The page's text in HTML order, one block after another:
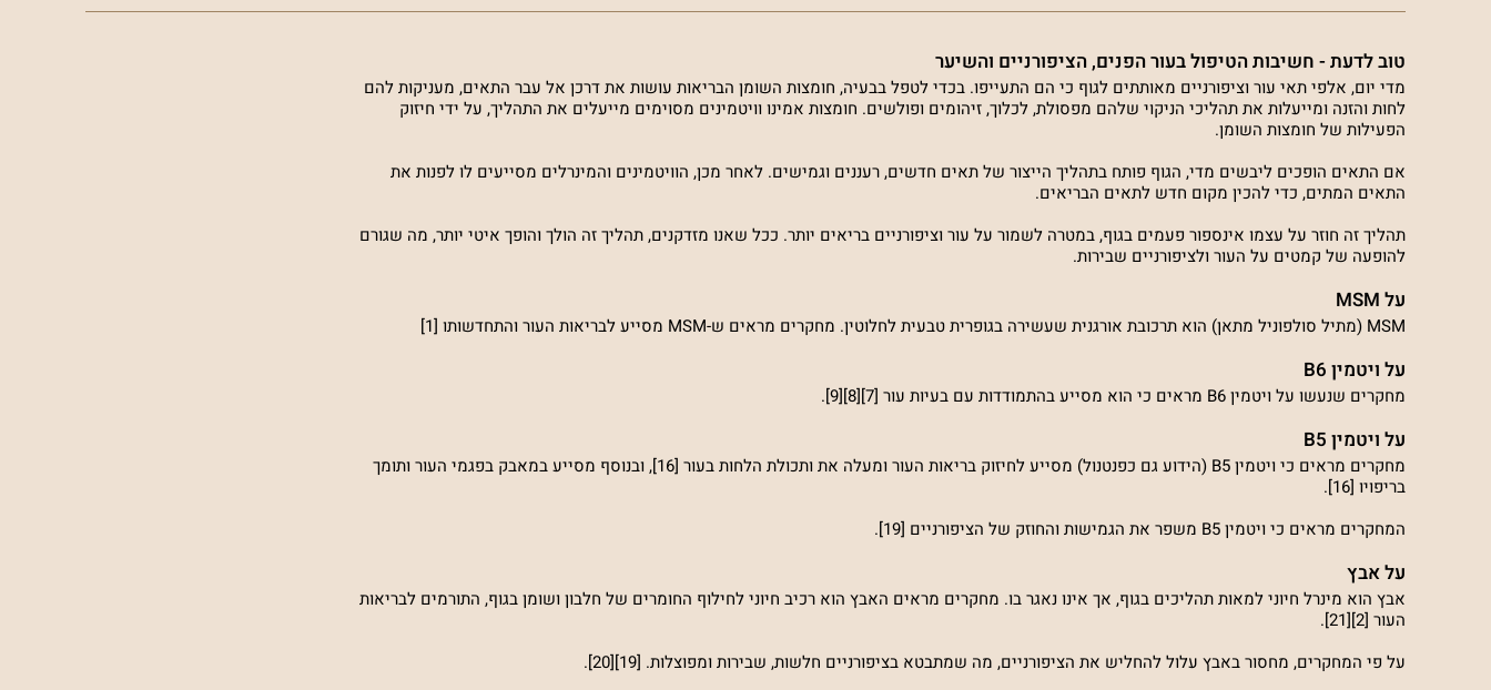
טוב לדעת - חשיבות הטיפול בעור הפנים, הציפורניים והשיער
מדי יום, אלפי תאי עור וציפורניים מאותתים לגוף כי הם התעייפו. בכדי לטפל בבעיה, חומצות השומן הבריאות עושות את דרכן אל עבר התאים, מעניקות להם
לחות והזנה ומייעלות את תהליכי הניקוי שלהם מפסולת, לכלוך, זיהומים ופולשים. חומצות אמינו וויטמינים מסוימים מייעלים את התהליך, על ידי חיזוק
הפעילות של חומצות השומן.
אם התאים הופכים ליבשים מדי, הגוף פותח בתהליך הייצור של תאים חדשים, רעננים וגמישים. לאחר מכן, הוויטמינים והמינרלים מסייעים לו לפנות את
התאים המתים, כדי להכין מקום חדש לתאים הבריאים.
תהליך זה חוזר על עצמו אינספור פעמים בגוף, במטרה לשמור על עור וציפורניים בריאים יותר. ככל שאנו מזדקנים, תהליך זה הולך והופך איטי יותר, מה שגורם
להופעה של קמטים על העור ולציפורניים שבירות.
על MSM
MSM (מתיל סולפוניל מתאן) הוא תרכובת אורגנית שעשירה בגופרית טבעית לחלוטין. מחקרים מראים ש-MSM מסייע לבריאות העור והתחדשותו [1]
על ויטמין B6
מחקרים שנעשו על ויטמין B6 מראים כי הוא מסייע בהתמודדות עם בעיות עור [7][8][9].
על ויטמין B5
מחקרים מראים כי ויטמין B5 (הידוע גם כפנטנול) מסייע לחיזוק בריאות העור ומעלה את ותכולת הלחות בעור [16], ובנוסף מסייע במאבק בפגמי העור ותומך
בריפויו [16].
המחקרים מראים כי ויטמין B5 משפר את הגמישות והחוזק של הציפורניים [19].
על אבץ
אבץ הוא מינרל חיוני למאות תהליכים בגוף, אך אינו נאגר בו. מחקרים מראים האבץ הוא רכיב חיוני לחילוף החומרים של חלבון ושומן בגוף, התורמים לבריאות
העור [2][21].
על פי המחקרים, מחסור באבץ עלול להחליש את הציפורניים, מה שמתבטא בציפורניים חלשות, שבירות ומפוצלות. [19][20].